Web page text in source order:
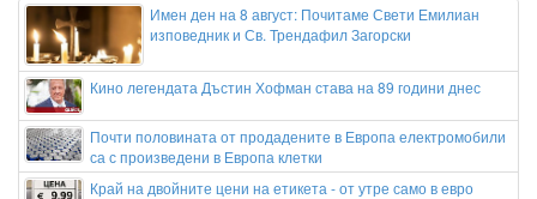
Имен ден на 8 август: Почитаме Свети Емилиан
изповедник и Св. Трендафил Загорски
Кино легендата Дъстин Хофман става на 89 години днес
Почти половината от продадените в Европа електромобили
са с произведени в Европа клетки
Край на двойните цени на етикета - от утре само в евро